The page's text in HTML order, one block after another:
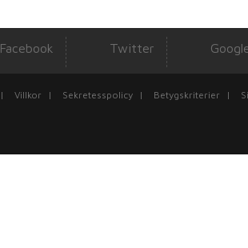
Facebook Twitter
| Villkor | Sekretesspolicy | Betygskriterier |